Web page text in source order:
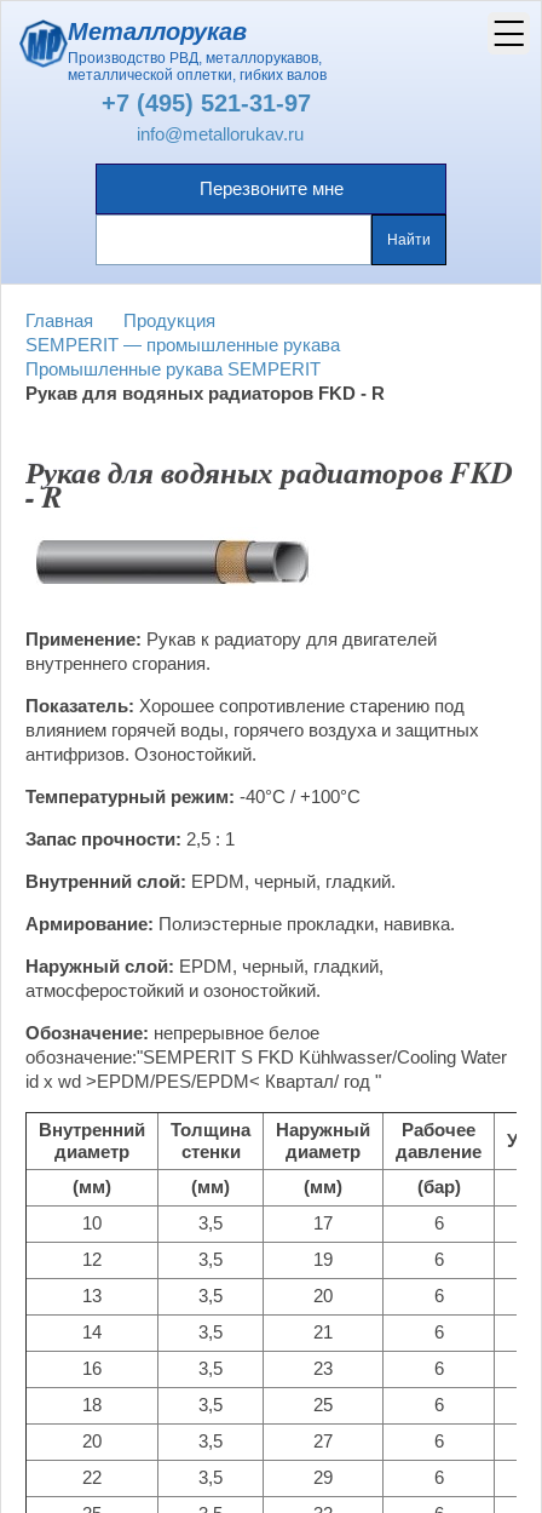
Металлорукав
Производство РВД, металлорукавов,
металлической оплетки, гибких валов
+7 (495) 521-31-97
info@metallorukav.ru
Перезвоните мне
Главная
Продукция
SEMPERIT — промышленные рукава
Промышленные рукава SEMPERIT
Рукав для водяных радиаторов FKD - R
Рукав для водяных радиаторов FKD
- R
Применение: Рукав к радиатору для двигателей
внутреннего сгорания.
Показатель: Хорошее сопротивление старению под
влиянием горячей воды, горячего воздуха и защитных
антифризов. Озоностойкий.
Температурный режим: -40°С / +100°С
Запас прочности: 2,5 : 1
Внутренний слой: EPDM, черный, гладкий.
Армирование: Полиэстерные прокладки, навивка.
Наружный слой: EPDM, черный, гладкий,
атмосферостойкий и озоностойкий.
Обозначение: непрерывное белое
обозначение:"SEMPERIT S FKD Kühlwasser/Cooling Water
id x wd >EPDM/PES/EPDM< Квартал/ год "
Внутренний
диаметр
Толщина
стенки
Наружный
диаметр
Рабочее
давление
(мм) (мм) (мм)
(бар)
10
3,5 17
6
12
3,5 19
6
13
3,5 20
6
14
3,5 21
6
16
3,5 23
6
18
3,5 25
6
20
3,5 27
6
22
3,5 29
6